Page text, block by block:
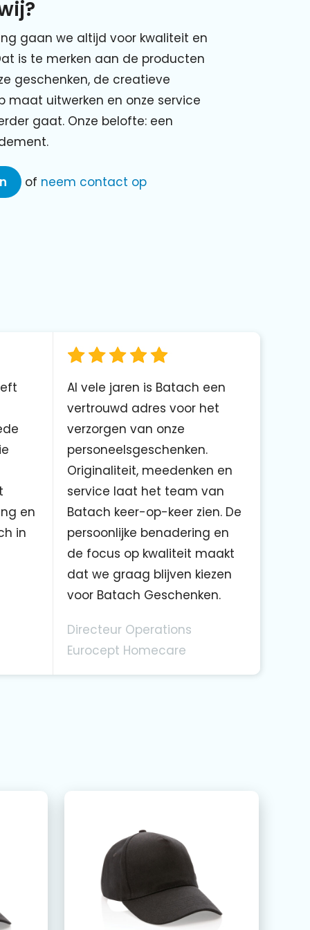
gaan we altijd voor kwaliteit en
is te merken aan de producten
geschenken, de creatieve
maat uitwerken en onze service
gaat. Onze belofte: een
of neem contact op
en
in
Al vele jaren is Batach een
vertrouwd adres voor het
verzorgen van onze
personeelsgeschenken.
Originaliteit, meedenken en
service laat het team van
Batach keer-op-keer zien. De
persoonlijke benadering en
de focus op kwaliteit maakt
dat we graag blijven kiezen
voor Batach Geschenken.
Directeur Operations
Eurocept Homecare